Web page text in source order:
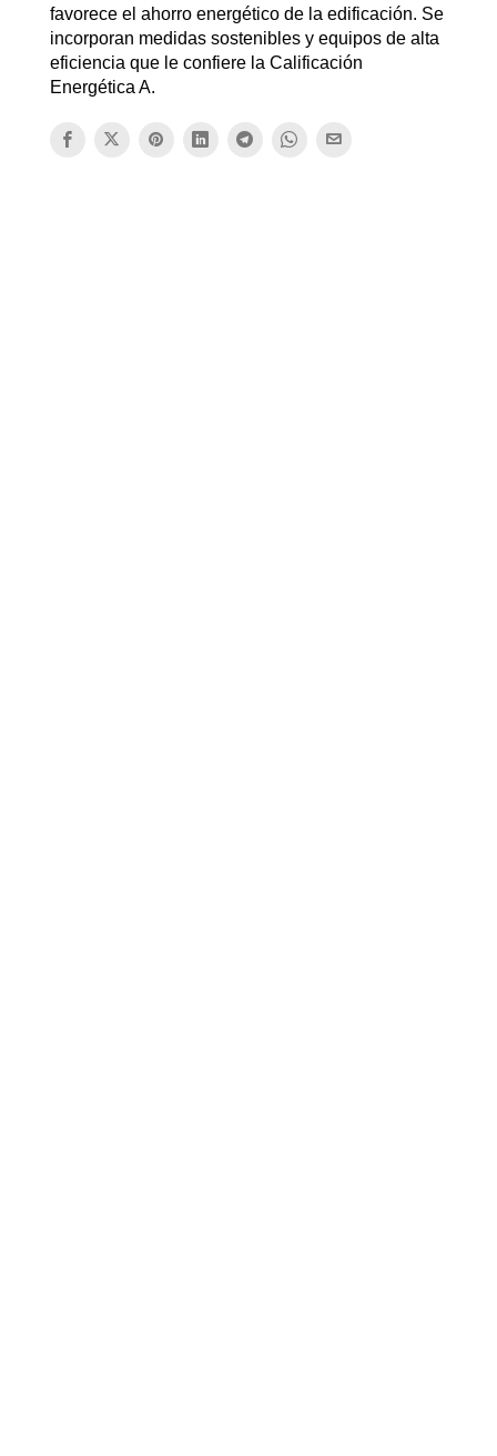
favorece el ahorro energético de la edificación. Se
incorporan medidas sostenibles y equipos de alta
eficiencia que le confiere la Calificación
Energética A.